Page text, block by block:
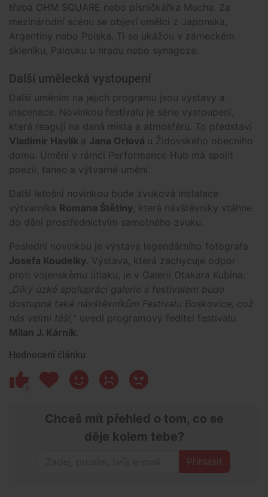
třeba OHM SQUARE nebo písničkářka Mucha. Za
mezinárodní scénu se objeví umělci z Japonska,
Argentiny nebo Polska. Ti se ukážou v zámeckém
skleníku, Palouku u hradu nebo synagoze.
Další umělecká vystoupení
Další uměním na jejich programu jsou výstavy a
inscenace. Novinkou festivalu je série vystoupení,
která reagují na daná místa a atmosféru. To představí
Vladimír Havlík a Jana Orlová u Židovského obecního
domu. Umění v rámci Performance Hub má spojit
poezii, tanec a výtvarné umění.
Další letošní novinkou bude zvuková instalace
výtvarníka Romana Štětiny , která návštěvníky vtáhne
do dění prostřednictvím samotného zvuku.
Poslední novinkou je výstava legendárního fotografa
Josefa Koudelky. Výstava, která zachycuje odpor
proti vojenskému útlaku, je v Galerii Otakara Kubína.
Díky úzké spolupráci galerie s festivalem bude
dostupná také návštěvníkům Festivalu Boskovice, což
nás velmi těší ,“ uvedl programový ředitel festivalu
Milan J. Kárník.
Hodnocení článku
1
Chceš mít přehled o tom, co se
děje kolem tebe?
Přihlásit